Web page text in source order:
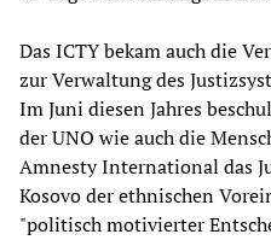
Das ICTY bekam auch die
zur Verwaltung des
Im Juni diesen Jahres
der UNO wie auch die
Amnesty International das
Kosovo der ethnischen
"politisch motivierter